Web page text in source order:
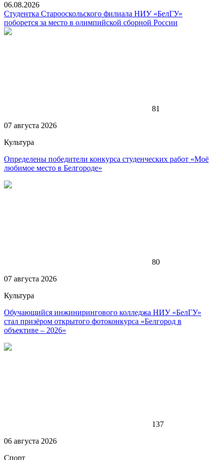
06.08.2026
Студентка Старооскольского филиала НИУ «БелГУ»
поборется за место в олимпийской сборной России
81
07 августа 2026
Культура
Определены победители конкурса студенческих работ «Моё
любимое место в Белгороде»
80
07 августа 2026
Культура
Обучающийся инжинирингового колледжа НИУ «БелГУ»
стал призёром открытого фотоконкурса «Белгород в
объективе – 2026»
137
06 августа 2026
Спорт